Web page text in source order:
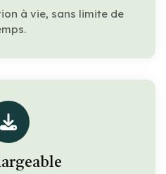
à vie, sans limite de